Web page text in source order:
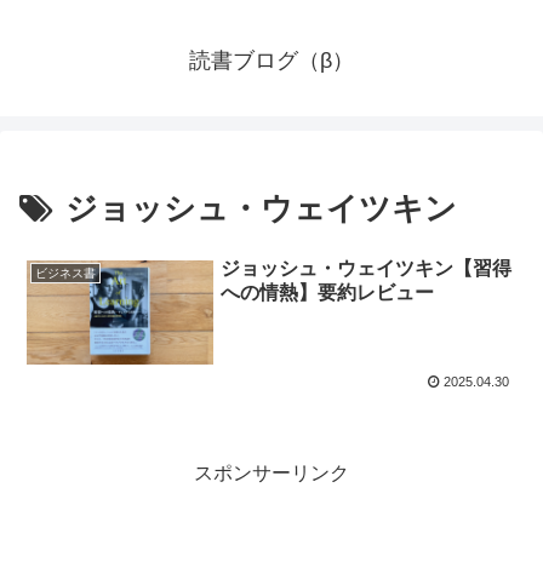
読書ブログ（β）
ジョッシュ・ウェイツキン
ビジネス書
ジョッシュ・ウェイツキン【習得
への情熱】要約レビュー
2025.04.30
スポンサーリンク